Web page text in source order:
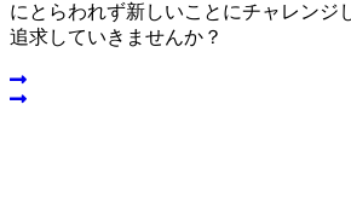
にとらわれず新しいことにチャレンジ
追求していきませんか？